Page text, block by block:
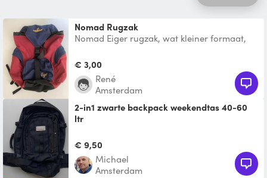
Nomad Rugzak
Nomad Eiger rugzak, wat kleiner formaat,
iets van 25-
€ 3,00
René
Amsterdam
2-in1 zwarte backpack weekendtas 40-60
ltr
Today'. 3 compartimenten. Kan worden
gebruikt als backpack, maa
€ 9,50
Michael
Amsterdam